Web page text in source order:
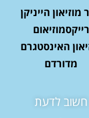
מוזיאון הייניקן
רייקסמוזיאום
האינסטגרם
מדורדם
חשוב לדעת